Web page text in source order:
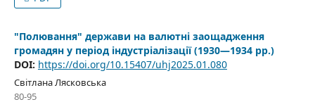
"Полювання" держави на валютні заощадження
громадян у період індустріалізації (1930—1934 рр.)
DOI: https://doi.org/10.15407/uhj2025.01.080
Світлана Лясковська
80-95